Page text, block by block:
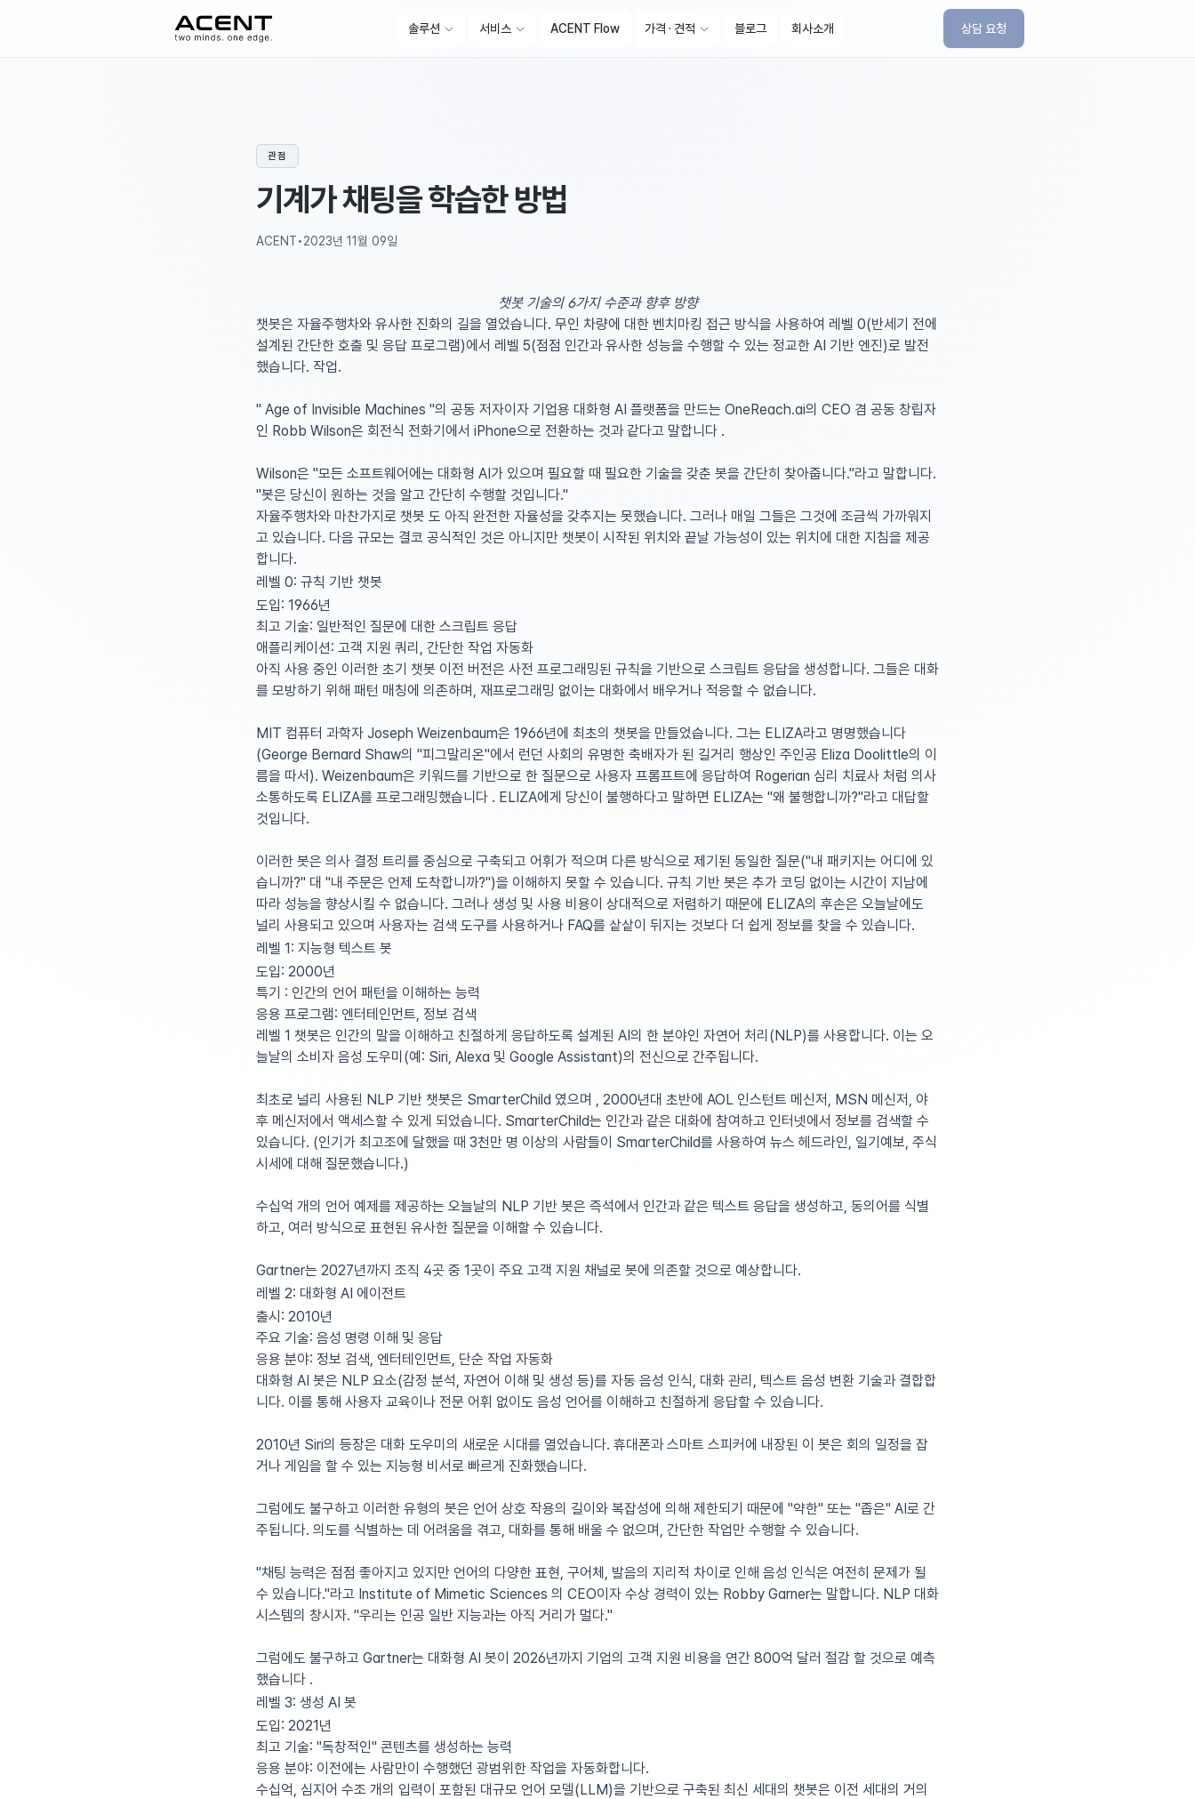
ACENT 솔루션 서비스 ACENT Flow 가격 · 견적 블로그 회사소개 상담 요청
관점
기계가 채팅을 학습한 방법
ACENT•2023년 11월 09일
챗봇 기술의 6가지 수준과 향후 방향
챗봇은 자율주행차와 유사한 진화의 길을 열었습니다. 무인 차량에 대한 벤치마킹 접근 방식을 사용하여 레벨 0(반세기 전에
설계된 간단한 호출 및 응답 프로그램)에서 레벨 5(점점 인간과 유사한 성능을 수행할 수 있는 정교한 AI 기반 엔진)로 발전
했습니다. 작업.
" Age of Invisible Machines "의 공동 저자이자 기업용 대화형 AI 플랫폼을 만드는 OneReach.ai의 CEO 겸 공동 창립자
인 Robb Wilson은 회전식 전화기에서 iPhone으로 전환하는 것과 같다고 말합니다 .
Wilson은 "모든 소프트웨어에는 대화형 AI가 있으며 필요할 때 필요한 기술을 갖춘 봇을 간단히 찾아줍니다."라고 말합니다.
"봇은 당신이 원하는 것을 알고 간단히 수행할 것입니다."
자율주행차와 마찬가지로 챗봇 도 아직 완전한 자율성을 갖추지는 못했습니다. 그러나 매일 그들은 그것에 조금씩 가까워지
고 있습니다. 다음 규모는 결코 공식적인 것은 아니지만 챗봇이 시작된 위치와 끝날 가능성이 있는 위치에 대한 지침을 제공
합니다.
레벨 0: 규칙 기반 챗봇
도입: 1966년
최고 기술: 일반적인 질문에 대한 스크립트 응답
애플리케이션: 고객 지원 쿼리, 간단한 작업 자동화
아직 사용 중인 이러한 초기 챗봇 이전 버전은 사전 프로그래밍된 규칙을 기반으로 스크립트 응답을 생성합니다. 그들은 대화
를 모방하기 위해 패턴 매칭에 의존하며, 재프로그래밍 없이는 대화에서 배우거나 적응할 수 없습니다.
MIT 컴퓨터 과학자 Joseph Weizenbaum은 1966년에 최초의 챗봇을 만들었습니다. 그는 ELIZA라고 명명했습니다
(George Bernard Shaw의 "피그말리온"에서 런던 사회의 유명한 축배자가 된 길거리 행상인 주인공 Eliza Doolittle의 이
름을 따서). Weizenbaum은 키워드를 기반으로 한 질문으로 사용자 프롬프트에 응답하여 Rogerian 심리 치료사 처럼 의사
소통하도록 ELIZA를 프로그래밍했습니다 . ELIZA에게 당신이 불행하다고 말하면 ELIZA는 "왜 불행합니까?"라고 대답할
것입니다.
이러한 봇은 의사 결정 트리를 중심으로 구축되고 어휘가 적으며 다른 방식으로 제기된 동일한 질문("내 패키지는 어디에 있
습니까?" 대 "내 주문은 언제 도착합니까?")을 이해하지 못할 수 있습니다. 규칙 기반 봇은 추가 코딩 없이는 시간이 지남에
따라 성능을 향상시킬 수 없습니다. 그러나 생성 및 사용 비용이 상대적으로 저렴하기 때문에 ELIZA의 후손은 오늘날에도
널리 사용되고 있으며 사용자는 검색 도구를 사용하거나 FAQ를 샅샅이 뒤지는 것보다 더 쉽게 정보를 찾을 수 있습니다.
레벨 1: 지능형 텍스트 봇
도입: 2000년
특기 : 인간의 언어 패턴을 이해하는 능력
응용 프로그램: 엔터테인먼트, 정보 검색
레벨 1 챗봇은 인간의 말을 이해하고 친절하게 응답하도록 설계된 AI의 한 분야인 자연어 처리(NLP)를 사용합니다. 이는 오
늘날의 소비자 음성 도우미(예: Siri, Alexa 및 Google Assistant)의 전신으로 간주됩니다.
최초로 널리 사용된 NLP 기반 챗봇은 SmarterChild 였으며 , 2000년대 초반에 AOL 인스턴트 메신저, MSN 메신저, 야
후 메신저에서 액세스할 수 있게 되었습니다. SmarterChild는 인간과 같은 대화에 참여하고 인터넷에서 정보를 검색할 수
있습니다. (인기가 최고조에 달했을 때 3천만 명 이상의 사람들이 SmarterChild를 사용하여 뉴스 헤드라인, 일기예보, 주식
시세에 대해 질문했습니다.)
수십억 개의 언어 예제를 제공하는 오늘날의 NLP 기반 봇은 즉석에서 인간과 같은 텍스트 응답을 생성하고, 동의어를 식별
하고, 여러 방식으로 표현된 유사한 질문을 이해할 수 있습니다.
Gartner는 2027년까지 조직 4곳 중 1곳이 주요 고객 지원 채널로 봇에 의존할 것으로 예상합니다.
레벨 2: 대화형 AI 에이전트
출시: 2010년
주요 기술: 음성 명령 이해 및 응답
응용 분야: 정보 검색, 엔터테인먼트, 단순 작업 자동화
대화형 AI 봇은 NLP 요소(감정 분석, 자연어 이해 및 생성 등)를 자동 음성 인식, 대화 관리, 텍스트 음성 변환 기술과 결합합
니다. 이를 통해 사용자 교육이나 전문 어휘 없이도 음성 언어를 이해하고 친절하게 응답할 수 있습니다.
2010년 Siri의 등장은 대화 도우미의 새로운 시대를 열었습니다. 휴대폰과 스마트 스피커에 내장된 이 봇은 회의 일정을 잡
거나 게임을 할 수 있는 지능형 비서로 빠르게 진화했습니다.
그럼에도 불구하고 이러한 유형의 봇은 언어 상호 작용의 길이와 복잡성에 의해 제한되기 때문에 "약한" 또는 "좁은" AI로 간
주됩니다. 의도를 식별하는 데 어려움을 겪고, 대화를 통해 배울 수 없으며, 간단한 작업만 수행할 수 있습니다.
"채팅 능력은 점점 좋아지고 있지만 언어의 다양한 표현, 구어체, 발음의 지리적 차이로 인해 음성 인식은 여전히 ​​문제가 될
수 있습니다."라고 Institute of Mimetic Sciences 의 CEO이자 수상 경력이 있는 Robby Garner는 말합니다. NLP 대화
시스템의 창시자. "우리는 인공 일반 지능과는 아직 거리가 멀다."
그럼에도 불구하고 Gartner는 대화형 AI 봇이 2026년까지 기업의 고객 지원 비용을 연간 800억 달러 절감 할 것으로 예측
했습니다 .
레벨 3: 생성 AI 봇
도입: 2021년
최고 기술: "독창적인" 콘텐츠를 생성하는 능력
응용 분야: 이전에는 사람만이 수행했던 광범위한 작업을 자동화합니다.
수십억, 심지어 수조 개의 입력이 포함된 대규모 언어 모델(LLM)을 기반으로 구축된 최신 세대의 챗봇은 이전 세대의 거의